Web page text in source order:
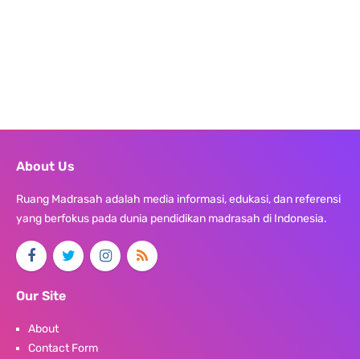
About Us
Ruang Madrasah adalah media informasi, edukasi, dan referensi
yang berfokus pada dunia pendidikan madrasah di Indonesia.
Our Site
About
Contact Form